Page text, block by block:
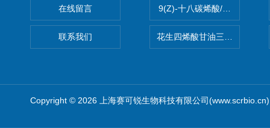
在线留言
联系我们
9(Z)-十八碳烯酸/油酸
花生四烯酸甘油三酯(顺式-
Copyright © 2026 上海赛可锐生物科技有限公司